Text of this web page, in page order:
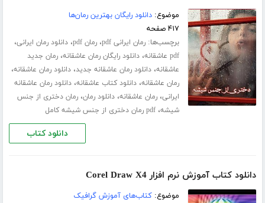
موضوع:دانلود رایگان بهترین رمان‌ها
۴۱۷ صفحه
برچسب‌ها:رمان ایرانی pdf ،رمان pdf ،دانلود رمان ایرانی،
pdf عاشقانه ،دانلود رایگان رمان عاشقانه،رمان جدید
عاشقانه،دانلود رمان عاشقانه جدید،دانلود رمان عاشقانه،
رمان عاشقانه،دانلود کتاب عاشقانه،دانلود رمان عاشقانه
ایرانی،رمان عاشقانه،دانلود رمان،رمان دختری از جنس
شیشه،pdf رمان دختری از جنس شیشه کامل
دانلود کتاب
دانلود کتاب آموزش نرم افزار Corel Draw X4
موضوع:کتاب‌های آموزش گرافیک